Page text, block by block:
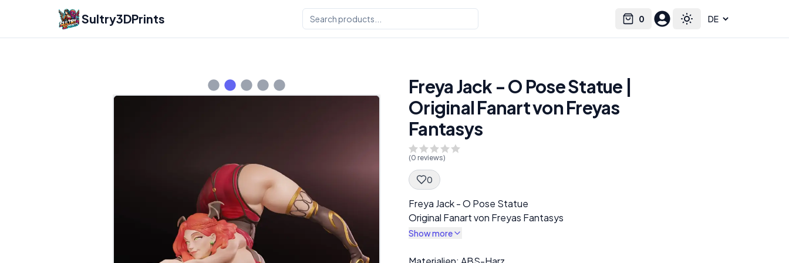
Sultry3DPrints 0
Cart Toggle theme
Select language
Freya Jack - O Pose Statue |
Original Fanart von Freyas
Fantasys
(0 reviews)
0
Spec Description
Freya Jack - O Pose Statue
Original Fanart von Freyas Fantasys
Show more
Description